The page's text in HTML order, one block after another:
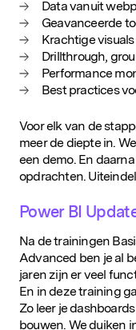
Data vanuit
Geavanceerde
Krachtige
Drillthrough,
Performance
Best practices
Voor elk van de
meer de diepte in.
een demo. En
opdrachten.
Power BI
Na de trainingen
Advanced ben je al
jaren zijn er veel
En in deze training
Zo leer je
bouwen. We duiken